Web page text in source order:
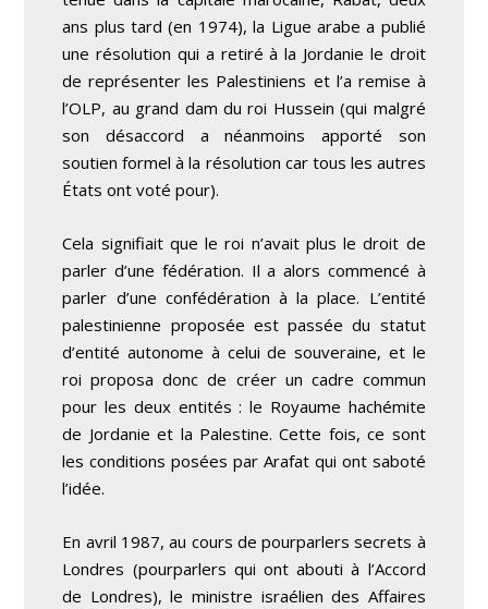
ans plus tard (en 1974), la Ligue arabe a publié
une résolution qui a retiré à la Jordanie le droit
de représenter les Palestiniens et l’a remise à
l’OLP, au grand dam du roi Hussein (qui malgré
son désaccord a néanmoins apporté son
soutien formel à la résolution car tous les autres
États ont voté pour).
Cela signifiait que le roi n’avait plus le droit de
parler d’une fédération. Il a alors commencé à
parler d’une confédération à la place. L’entité
palestinienne proposée est passée du statut
d’entité autonome à celui de souveraine, et le
roi proposa donc de créer un cadre commun
pour les deux entités : le Royaume hachémite
de Jordanie et la Palestine. Cette fois, ce sont
les conditions posées par Arafat qui ont saboté
l’idée.
En avril 1987, au cours de pourparlers secrets à
Londres (pourparlers qui ont abouti à l’Accord
de Londres), le ministre israélien des Affaires